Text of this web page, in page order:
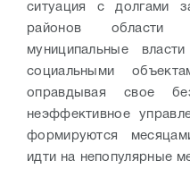
ситуация с долгами
районов области
муниципальные
социальными
оправдывая свое
неэффективное
формируются
идти на непопулярные